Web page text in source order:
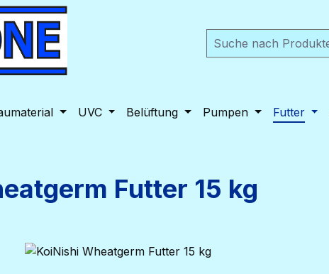
UVC Belüftung Pumpen Futter
Futter 15 kg